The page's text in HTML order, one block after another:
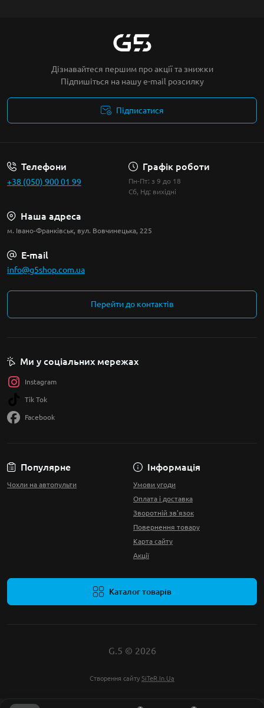
Дізнавайтеся першим про акції та знижки
Підпишіться на нашу e-mail розсилку
Підписатися
Телефони
+38 (050) 900 01 99
Графік роботи
Пн-Пт: з 9 до 18
Сб, Нд: вихідні
Наша адреса
м. Івано-Франківськ, вул. Вовчинецька, 225
E-mail
info@g5shop.com.ua
Перейти до контактів
Популярне
Чохли на автопульти
Інформація
Умови угоди
Оплата і доставка
Зворотній зв'язок
Повернення товару
Карта сайту
Акції
Каталог товарів
Ми у соціальних мережах
Instagram
Tik Tok
Facebook
G.5 © 2026
Створення сайту SiTeR.In.Ua